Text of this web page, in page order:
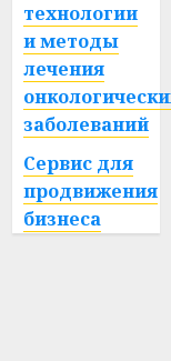
технологии
и методы
лечения
заболеваний
Сервис для
продвижения
бизнеса